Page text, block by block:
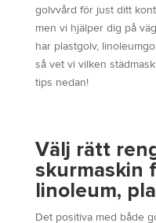
golvvård för just ditt
men vi hjälper dig på
har plastgolv,
så vet vi vilken
tips nedan!
Välj rätt
skurmaskin
linoleum,
Det positiva med både